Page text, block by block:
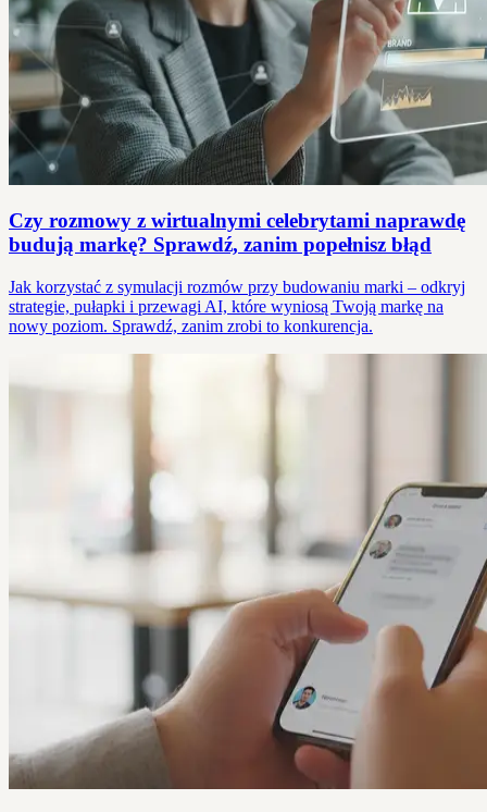
Czy rozmowy z wirtualnymi celebrytami naprawdę
budują markę? Sprawdź, zanim popełnisz błąd
Jak korzystać z symulacji rozmów przy budowaniu marki – odkryj
strategie, pułapki i przewagi AI, które wyniosą Twoją markę na
nowy poziom. Sprawdź, zanim zrobi to konkurencja.